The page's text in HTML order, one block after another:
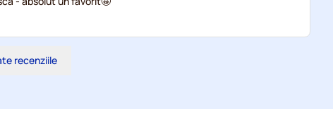
recenziile